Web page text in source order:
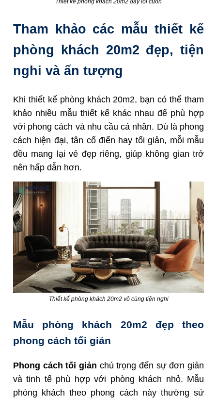
Thiết kế phòng khách 20m2 đầy lôi cuốn
Tham khảo các mẫu thiết kế
phòng khách 20m2 đẹp, tiện
nghi và ấn tượng
Khi thiết kế phòng khách 20m2, bạn có thể tham
khảo nhiều mẫu thiết kế khác nhau để phù hợp
với phong cách và nhu cầu cá nhân. Dù là phong
cách hiện đại, tân cổ điển hay tối giản, mỗi mẫu
đều mang lại vẻ đẹp riêng, giúp không gian trở
nên hấp dẫn hơn.
Thiết kế phòng khách 20m2 vô cùng tiện nghi
Mẫu phòng khách 20m2 đẹp theo
phong cách tối giản
Phong cách tối giản chú trọng đến sự đơn giản
và tinh tế phù hợp với phòng khách nhỏ. Mẫu
phòng khách theo phong cách này thường sử